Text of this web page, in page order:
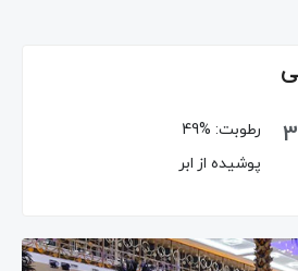
رطوبت: 49%
پوشیده از ابر